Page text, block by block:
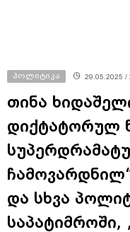
პოლიტიკა 29.05.2025 /
თინა
დიქტატორულ
და სხვა
საპატიმროში,